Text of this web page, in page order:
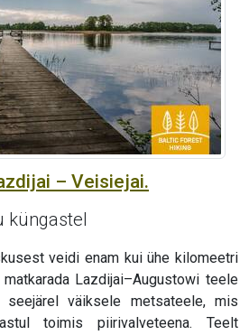
– Veisiejai.
küngastel
veidi enam kui ühe kilomeetri
Lazdijai–Augustowi teele
väiksele metsateele, mis
toimis piirivalveteena. Teelt